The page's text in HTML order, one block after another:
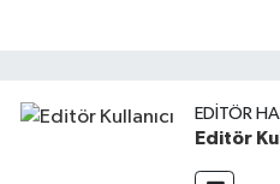
EDITÖR
Editör